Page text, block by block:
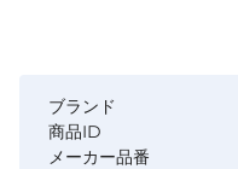
ブランド
商品ID
メーカー品番